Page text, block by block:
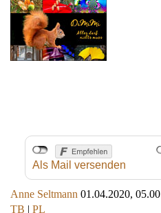
Als Mail versenden
Anne Seltmann 01.04.2020, 05.00
TB | PL